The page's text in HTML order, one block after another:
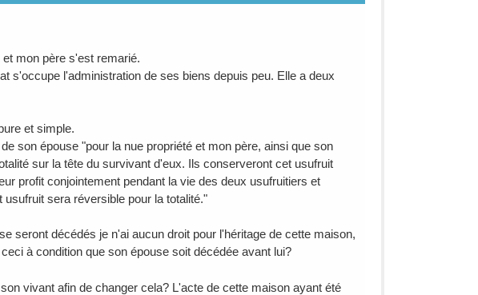
mon père s'est remarié.
s'occupe l'administration de ses biens depuis peu. Elle a deux
et simple.
son épouse "pour la nue propriété et mon père, ainsi que son
sur la tête du survivant d'eux. Ils conserveront cet usufruit
profit conjointement pendant la vie des deux usufruitiers et
sera réversible pour la totalité."
seront décédés je n'ai aucun droit pour l'héritage de cette maison,
à condition que son épouse soit décédée avant lui?
vivant afin de changer cela? L'acte de cette maison ayant été